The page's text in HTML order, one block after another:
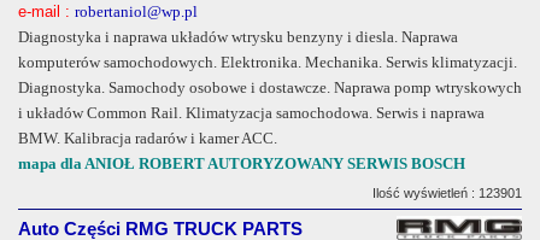
e-mail : robertaniol@wp.pl
Diagnostyka i naprawa układów wtrysku benzyny i diesla. Naprawa
komputerów samochodowych. Elektronika. Mechanika. Serwis klimatyzacji.
Diagnostyka. Samochody osobowe i dostawcze. Naprawa pomp wtryskowych
i układów Common Rail. Klimatyzacja samochodowa. Serwis i naprawa
BMW. Kalibracja radarów i kamer ACC.
mapa dla ANIOŁ ROBERT AUTORYZOWANY SERWIS BOSCH
Ilość wyświetleń : 123901
Auto Części RMG TRUCK PARTS